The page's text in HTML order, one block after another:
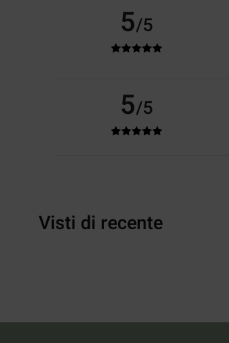
5/5
5/5
Visti di recente